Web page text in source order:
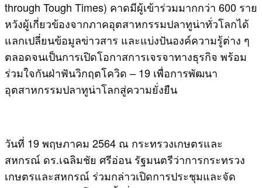
through Tough Times) คาดมีผู้เข้าร่วมมากกว่า 600 ราย
หวังผู้เกี่ยวข้องจากภาคอุตสาหกรรมปลาทูน่าทั่วโลกได้
แลกเปลี่ยนข้อมูลข่าวสาร และแบ่งปันองค์ความรู้ต่าง ๆ
ตลอดจนเป็นการเปิดโอกาสการเจรจาทางธุรกิจ พร้อม
ร่วมใจกันฝ่าฟันวิกฤตโควิด – 19 เพื่อการพัฒนา
อุตสาหกรรมปลาทูน่าโลกสู่ความยั่งยืน
​วันที่ 19 พฤษภาคม 2564 ณ กระทรวงเกษตรและ
สหกรณ์ ดร.เฉลิมชัย ศรีอ่อน รัฐมนตรีว่าการกระทรวง
เกษตรและสหกรณ์ ร่วมกล่าวเปิดการประชุมและจัด